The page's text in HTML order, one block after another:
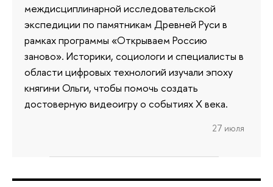
междисциплинарной исследовательской
экспедиции по памятникам Древней Руси в
рамках программы «Открываем Россию
заново». Историки, социологи и специалисты в
области цифровых технологий изучали эпоху
княгини Ольги, чтобы помочь создать
достоверную видеоигру о событиях X века.
27 июля